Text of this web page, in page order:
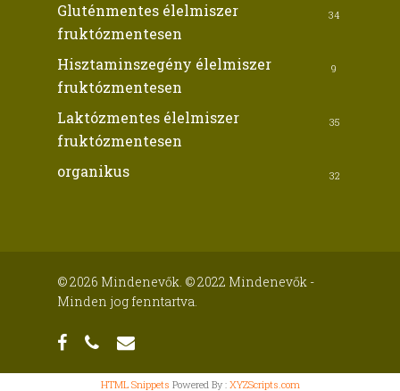
Gluténmentes élelmiszer
fruktózmentesen
34
Hisztaminszegény élelmiszer
fruktózmentesen
9
Laktózmentes élelmiszer
fruktózmentesen
35
organikus 32
© 2026 Mindenevők. © 2022 Mindenevők -
Minden jog fenntartva.
facebookphoneemail
HTML Snippets Powered By : XYZScripts.com